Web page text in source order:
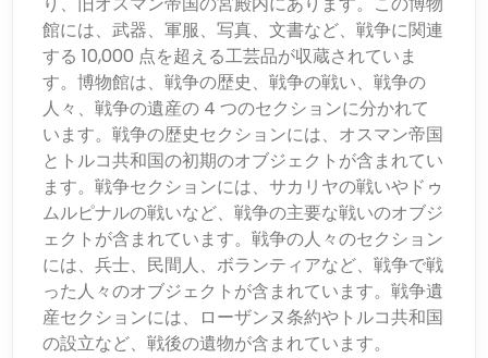
館には、武器、軍服、写真、文書など、戦争に関連
する 10,000 点を超える工芸品が収蔵されていま
す。博物館は、戦争の歴史、戦争の戦い、戦争の
人々、戦争の遺産の 4 つのセクションに分かれて
います。戦争の歴史セクションには、オスマン帝国
とトルコ共和国の初期のオブジェクトが含まれてい
ます。戦争セクションには、サカリヤの戦いやドゥ
ムルピナルの戦いなど、戦争の主要な戦いのオブジ
ェクトが含まれています。戦争の人々のセクション
には、兵士、民間人、ボランティアなど、戦争で戦
った人々のオブジェクトが含まれています。戦争遺
産セクションには、ローザンヌ条約やトルコ共和国
の設立など、戦後の遺物が含まれています。